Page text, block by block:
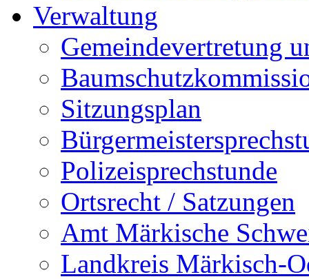
Verwaltung
Gemeindevertretung
Sitzungsplan
Polizeisprechstunde
Ortsrecht / Satzungen
Amt Märkische
Landkreis Märkisch-